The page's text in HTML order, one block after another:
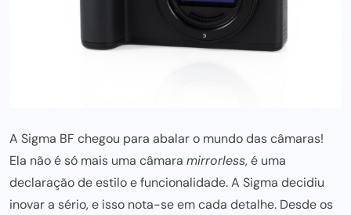
A Sigma BF chegou para abalar o mundo das câmaras!
Ela não é só mais uma câmara mirrorless, é uma
declaração de estilo e funcionalidade. A Sigma decidiu
inovar a sério, e isso nota-se em cada detalhe. Desde os